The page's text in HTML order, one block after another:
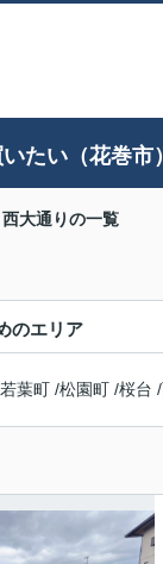
たい（花巻市）
西大通りの一覧
のエリア
若葉町 /松園町 /桜台 /